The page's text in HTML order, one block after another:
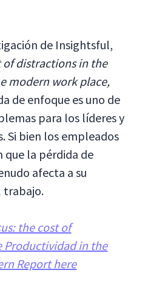
de Insightsful,
of distractions in the
modern work place,
de enfoque es uno de
para los líderes y
Si bien los empleados
la pérdida de
afecta a su
trabajo.
the cost of
Productividad in the
Report here